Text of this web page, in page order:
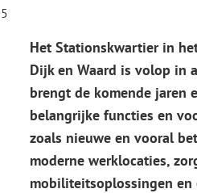
Het Stationskwartier in
Dijk en Waard is volop in
brengt de komende jaren
belangrijke functies en
zoals nieuwe en vooral
moderne werklocaties,
mobiliteitsoplossingen